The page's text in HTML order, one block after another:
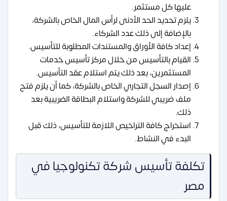
عليها كل مستثمر.
يلزم تحديد الحد الأدنى لرأس المال الخاص بالشركة،
بالإضافة إلى ذلك عدد الشركاء.
إعداد كافة الأوراق والمستندات المطلوبة للتأسيس.
القيام بالتأسيس من خلال مركز تأسيس خدمات
المستثمرين، بعد ذلك يتم استلام عقد التأسيس.
إصدار السجل التجاري الخاص بالشركة، كما أن يلزم فتح
ملف ضريبي للشركة واستلام البطاقة الضريبية بعد
ذلك.
استخراج كافة التراخيص اللازمة للتأسيس، ذلك قبل
البدء في النشاط.
تكلفة تأسيس شركة تكنولوجيا في
مصر